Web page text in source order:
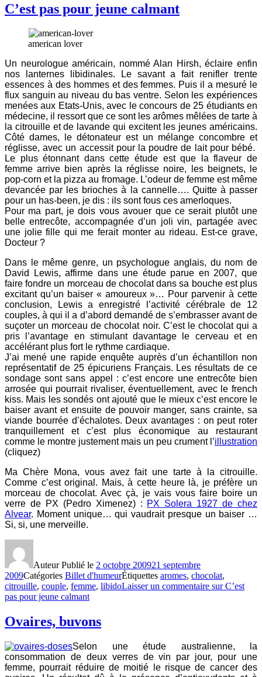
C’est pas pour jeune calmant
american lover
Un neurologue américain, nommé Alan Hirsh, éclaire enfin
nos lanternes libidinales. Le savant a fait renifler trente
essences à des hommes et des femmes. Puis il a mesuré le
flux sanguin au niveau du bas ventre. Selon les expériences
menées aux Etats-Unis, avec le concours de 25 étudiants en
médecine, il ressort que ce sont les arômes mêlées de tarte à
la citrouille et de lavande qui excitent les jeunes américains.
Côté dames, le détonateur est un mélange concombre et
réglisse, avec un accessit pour la poudre de lait pour bébé.
Le plus étonnant dans cette étude est que la flaveur de
femme arrive bien après la réglisse noire, les beignets, le
pop-corn et la pizza au fromage. L’odeur de femme est même
devancée par les brioches à la cannelle…. Quitte à passer
pour un has-been, je dis : ils sont fous ces amerloques.
Pour ma part, je dois vous avouer que ce serait plutôt une
belle entrecôte, accompagnée d’un joli vin, partagée avec
une jolie fille qui me ferait monter au rideau. Est-ce grave,
Docteur ?
Dans le même genre, un psychologue anglais, du nom de
David Lewis, affirme dans une étude parue en 2007, que
faire fondre un morceau de chocolat dans sa bouche est plus
excitant qu’un baiser « amoureux »… Pour parvenir à cette
conclusion, Lewis a enregistré l’activité cérébrale de 12
couples, à qui il a d’abord demandé de s’embrasser avant de
suçoter un morceau de chocolat noir. C’est le chocolat qui a
pris l’avantage en stimulant davantage le cerveau et en
accélérant plus fort le rythme cardiaque.
J’ai mené une rapide enquête auprès d’un échantillon non
représentatif de 25 épicuriens Français. Les résultats de ce
sondage sont sans appel : c’est encore une entrecôte bien
arrosée qui pourrait rivaliser, éventuellement, avec le french
kiss. Mais les sondés ont ajouté que le mieux c’est encore le
baiser avant et ensuite de pouvoir manger, sans crainte, sa
viande bourrée d’échalotes. Deux avantages : on peut roter
tranquillement et c’est plus économique au restaurant
comme le montre justement mais un peu crument l’illustration
(cliquez)
Ma Chère Mona, vous avez fait une tarte à la citrouille.
Comme c’est original. Mais, à cette heure là, je préfère un
morceau de chocolat. Avec çà, je vais vous faire boire un
verre de PX (Pedro Ximenez) : PX Solera 1927 de chez
Alvear. Moment unique… qui vaudrait presque un baiser …
Si, si, une merveille.
AuteurPublié le 2 octobre 200921 septembre
2009Catégories Billet d'humeurÉtiquettes aromes, chocolat,
citrouille, couple, femme, libidoLaisser un commentaire sur C’est
pas pour jeune calmant
Ovaires, buvons
Selon une étude australienne, la
consommation de deux verres de vin par jour, pour une
femme, pourrait réduire de moitié le risque de cancer des